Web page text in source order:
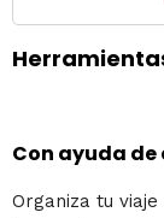
Con ayuda
Organiza tu